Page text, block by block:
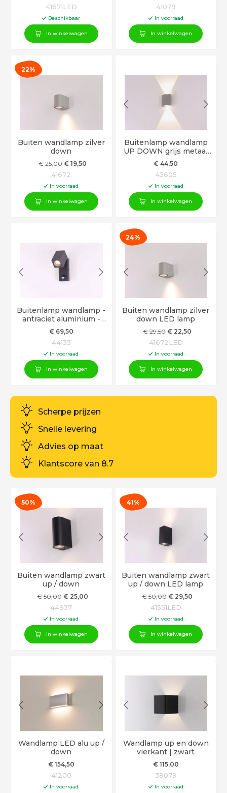
41671LED
Beschikbaar
In winkelwagen
41079
In voorraad
In winkelwagen
22%
Buiten wandlamp zilver
down
€25,00 €19,50
41672
In voorraad
In winkelwagen
Buitenlamp wandlamp
UP DOWN grijs metaal
LED geïntegreerd - 2
LED
€ 44,50
43605
In voorraad
In winkelwagen
Buitenlamp wandlamp -
antraciet aluminium -
bewegingsmelder
€69,50
44133
In voorraad
In winkelwagen
24%
Buiten wandlamp zilver
down LED lamp
€29,50 €22,50
41672LED
In voorraad
In winkelwagen
Scherpe prijzen
Snelle levering
Advies op maat
Klantscore van 8.7
50%
Buiten wandlamp zwart
up / down
€50,00 €25,00
44937
In voorraad
In winkelwagen
41%
Buiten wandlamp zwart
up / down LED lamp
€50,00 €29,50
41551LED
In voorraad
In winkelwagen
Wandlamp LED alu up /
down
€154,50
41200
In voorraad
Wandlamp up en down
vierkant | zwart
€115,00
39079
In voorraad